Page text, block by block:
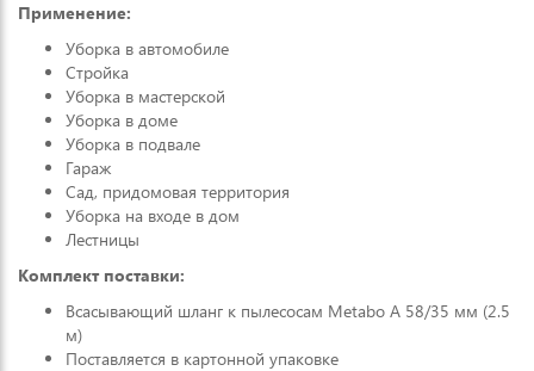
Применение:
Уборка в автомобиле
Стройка
Уборка в мастерской
Уборка в доме
Уборка в подвале
Гараж
Сад, придомовая территория
Уборка на входе в дом
Лестницы
Комплект поставки:
Всасывающий шланг к пылесосам Metabo A 58/35 мм (2.5
м)
Поставляется в картонной упаковке